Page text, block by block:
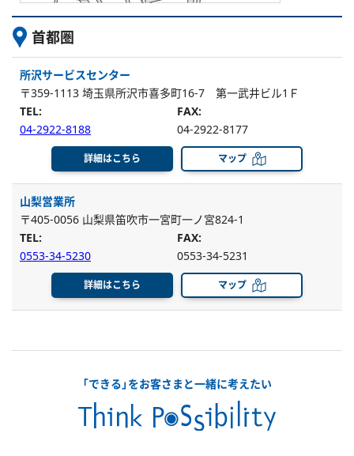
首都圏
所沢サービスセンター
〒359-1113 埼玉県所沢市喜多町16-7 第一武井ビル1Ｆ
TEL:
04-2922-8188
FAX:
04-2922-8177
詳細はこちら マップ
山梨営業所
〒405-0056 山梨県笛吹市一宮町一ノ宮824-1
TEL:
0553-34-5230
FAX:
0553-34-5231
詳細はこちら マップ
「できる」をお客さまと一緒に考えたい